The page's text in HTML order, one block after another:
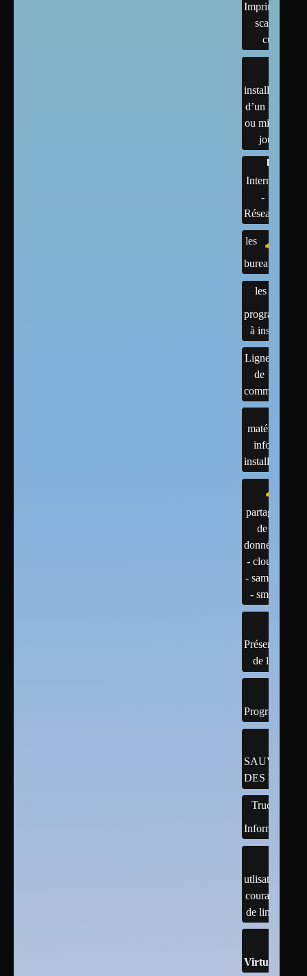
Imprimantes,
scanner,
cups
installation
d’un linux
ou mises à
jour
Internet
-
Réseaux
les
bureaux
les
programmes
à installer
Lignes
de
commandes
matériels :
infos et
installations
partage
de
données
- cloud
- samba
- smb
Présentation
de linux
DES
Trucs
Informatiques
utlisation
courante
de linux
Virtualisation